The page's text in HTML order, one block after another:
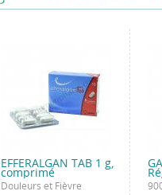
EFFERALGAN TAB 1 g,
comprimé
Douleurs et Fièvre